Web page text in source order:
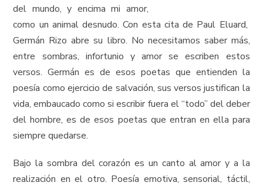
del mundo, y encima mi amor,
como un animal desnudo. Con esta cita de Paul Eluard,
Germán Rizo abre su libro. No necesitamos saber más,
entre sombras, infortunio y amor se escriben estos
versos. Germán es de esos poetas que entienden la
poesía como ejercicio de salvación, sus versos justifican la
vida, embaucado como si escribir fuera el “todo” del deber
del hombre, es de esos poetas que entran en ella para
siempre quedarse.
Bajo la sombra del corazón es un canto al amor y a la
realización en el otro. Poesía emotiva, sensorial, táctil,